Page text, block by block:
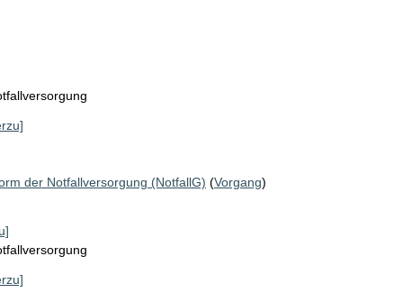
der Notfallversorgung (NotfallG) (Vorgang)